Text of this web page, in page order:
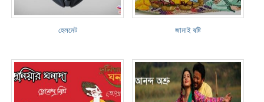
হেলমেট জামাই ষষ্টি